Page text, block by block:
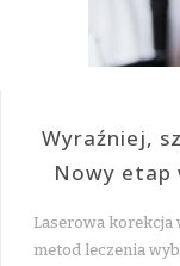
Wyraźniej,
Nowy etap
Laserowa korekcja
metod leczenia